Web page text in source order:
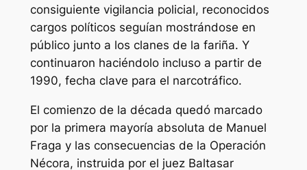
consiguiente vigilancia policial, reconocidos
cargos políticos seguían mostrándose en
público junto a los clanes de la fariña. Y
continuaron haciéndolo incluso a partir de
1990, fecha clave para el narcotráfico.
El comienzo de la década quedó marcado
por la primera mayoría absoluta de Manuel
Fraga y las consecuencias de la Operación
Nécora, instruida por el juez Baltasar